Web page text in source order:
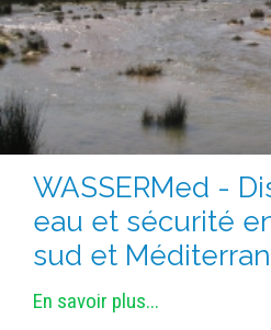
WASSERMed -
eau et sécurité
sud et
En savoir plus...